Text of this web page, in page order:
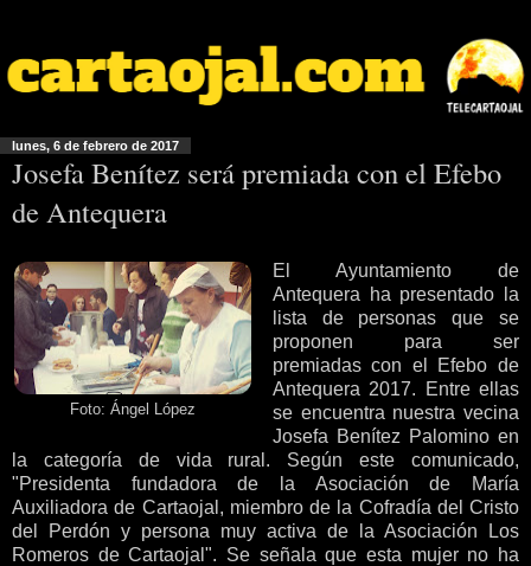
lunes, 6 de febrero de 2017
Josefa Benítez será premiada con el Efebo
de Antequera
Foto: Ángel López
El Ayuntamiento de
Antequera ha presentado la
lista de personas que se
proponen para ser
premiadas con el Efebo de
Antequera 2017. Entre ellas
se encuentra nuestra vecina
Josefa Benítez Palomino en
la categoría de vida rural. Según este comunicado,
"Presidenta fundadora de la Asociación de María
Auxiliadora de Cartaojal, miembro de la Cofradía del Cristo
del Perdón y persona muy activa de la Asociación Los
Romeros de Cartaojal". Se señala que esta mujer no ha